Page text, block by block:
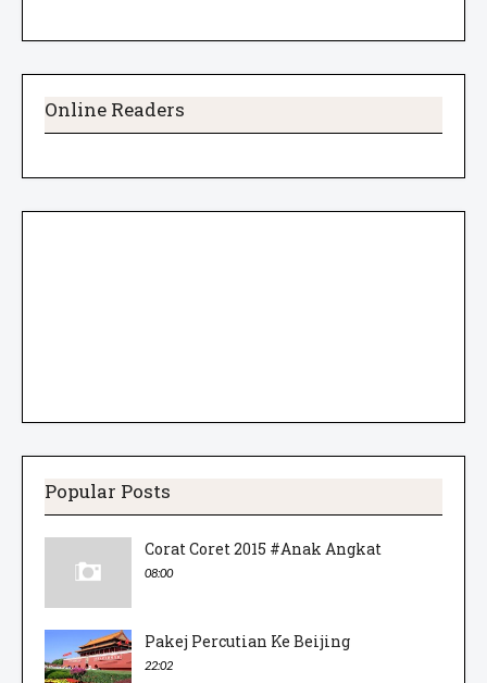
Online Readers
Popular Posts
Corat Coret 2015 #Anak Angkat
08:00
Pakej Percutian Ke Beijing
22:02